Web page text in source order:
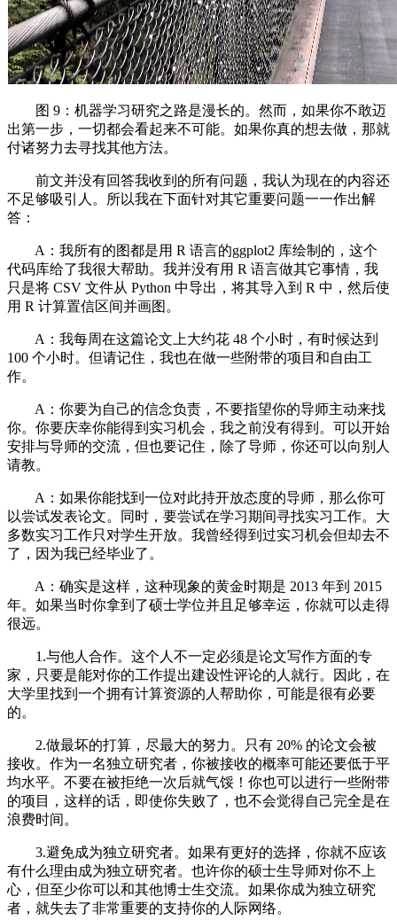
图 9：机器学习研究之路是漫长的。然而，如果你不敢迈
出第一步，一切都会看起来不可能。如果你真的想去做，那就
付诸努力去寻找其他方法。
前文并没有回答我收到的所有问题，我认为现在的内容还
不足够吸引人。所以我在下面针对其它重要问题一一作出解
答：
A：我所有的图都是用 R 语言的ggplot2 库绘制的，这个
代码库给了我很大帮助。我并没有用 R 语言做其它事情，我
只是将 CSV 文件从 Python 中导出，将其导入到 R 中，然后使
用 R 计算置信区间并画图。
A：我每周在这篇论文上大约花 48 个小时，有时候达到
100 个小时。但请记住，我也在做一些附带的项目和自由工
作。
A：你要为自己的信念负责，不要指望你的导师主动来找
你。你要庆幸你能得到实习机会，我之前没有得到。可以开始
安排与导师的交流，但也要记住，除了导师，你还可以向别人
请教。
A：如果你能找到一位对此持开放态度的导师，那么你可
以尝试发表论文。同时，要尝试在学习期间寻找实习工作。大
多数实习工作只对学生开放。我曾经得到过实习机会但却去不
了，因为我已经毕业了。
A：确实是这样，这种现象的黄金时期是 2013 年到 2015
年。如果当时你拿到了硕士学位并且足够幸运，你就可以走得
很远。
1.与他人合作。这个人不一定必须是论文写作方面的专
家，只要是能对你的工作提出建设性评论的人就行。因此，在
大学里找到一个拥有计算资源的人帮助你，可能是很有必要
的。
2.做最坏的打算，尽最大的努力。只有 20% 的论文会被
接收。作为一名独立研究者，你被接收的概率可能还要低于平
均水平。不要在被拒绝一次后就气馁！你也可以进行一些附带
的项目，这样的话，即使你失败了，也不会觉得自己完全是在
浪费时间。
3.避免成为独立研究者。如果有更好的选择，你就不应该
有什么理由成为独立研究者。也许你的硕士生导师对你不上
心，但至少你可以和其他博士生交流。如果你成为独立研究
者，就失去了非常重要的支持你的人际网络。